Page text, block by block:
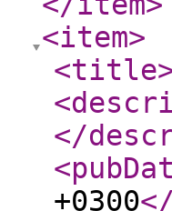
<item>
<title
</
+0300